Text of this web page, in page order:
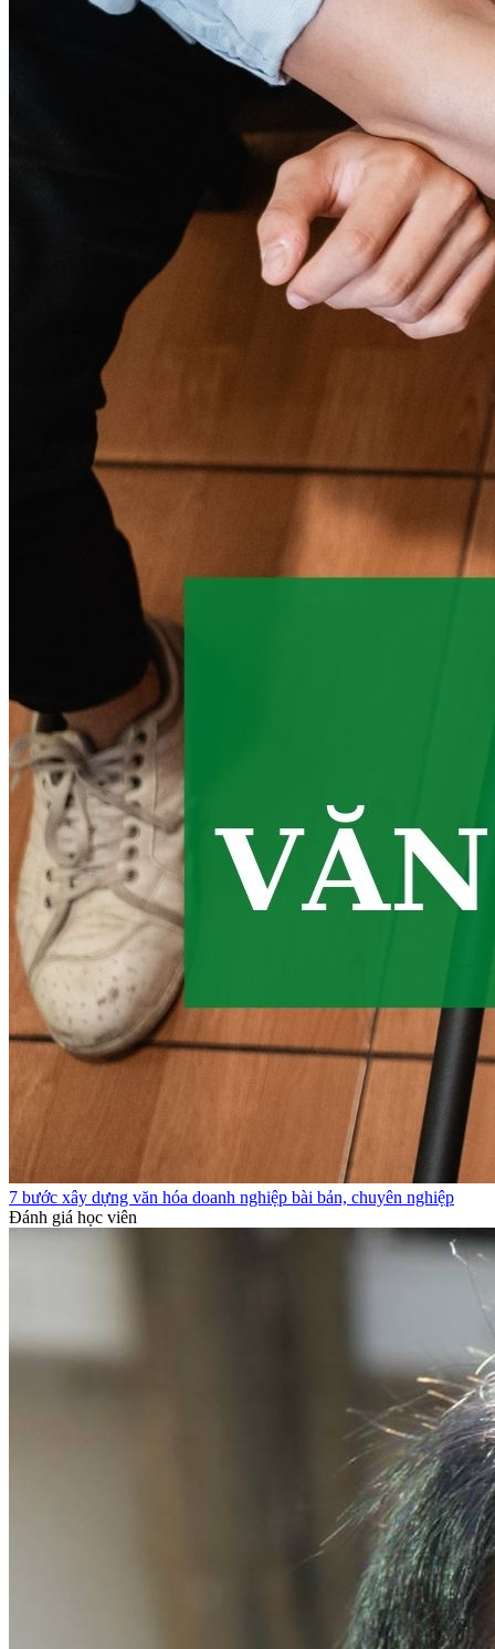
7 bước xây dựng văn hóa doanh nghiệp bài bản, chuyên nghiệp
Đánh giá học viên